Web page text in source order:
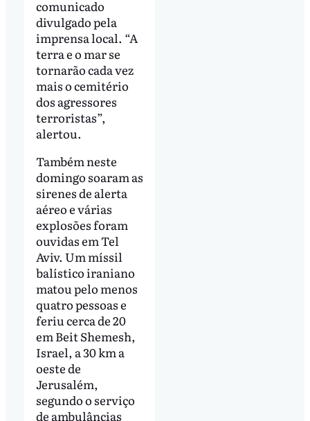
comunicado
divulgado pela
imprensa local. “A
terra e o mar se
tornarão cada vez
mais o cemitério
dos agressores
terroristas”,
alertou.
Também neste
domingo soaram as
sirenes de alerta
aéreo e várias
explosões foram
ouvidas em Tel
Aviv. Um míssil
balístico iraniano
matou pelo menos
quatro pessoas e
feriu cerca de 20
em Beit Shemesh,
Israel, a 30 km a
oeste de
Jerusalém,
segundo o serviço
de ambulâncias